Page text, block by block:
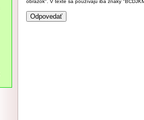
obrázok". V texte sa používajú iba znaky